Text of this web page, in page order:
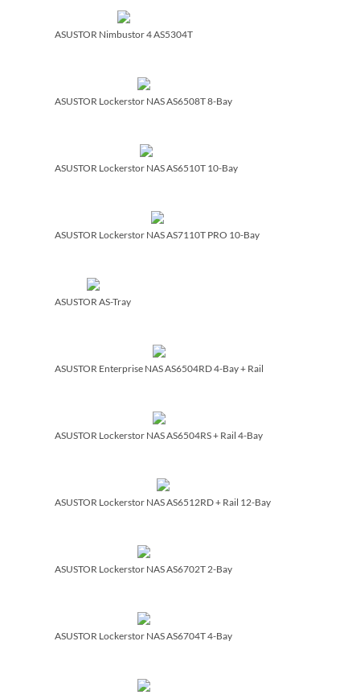
ASUSTOR Nimbustor 4 AS5304T
ASUSTOR Lockerstor NAS AS6508T 8-Bay
ASUSTOR Lockerstor NAS AS6510T 10-Bay
ASUSTOR Lockerstor NAS AS7110T PRO 10-Bay
ASUSTOR AS-Tray
ASUSTOR Enterprise NAS AS6504RD 4-Bay + Rail
ASUSTOR Lockerstor NAS AS6504RS + Rail 4-Bay
ASUSTOR Lockerstor NAS AS6512RD + Rail 12-Bay
ASUSTOR Lockerstor NAS AS6702T 2-Bay
ASUSTOR Lockerstor NAS AS6704T 4-Bay